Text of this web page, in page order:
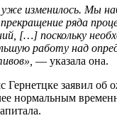
уже изменилось. Мы
ряда
[…] поскольку
работу над
— указала она.
Гернетцке заявил об
нормальным